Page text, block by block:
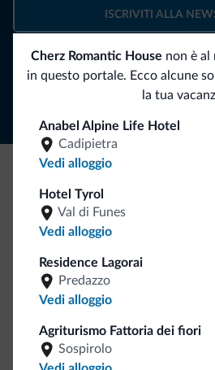
Cherz Romantic House non è al
in questo portale. Ecco alcune
la tua
Anabel Alpine Life Hotel
Cadipietra
Vedi alloggio
Hotel Tyrol
Val di Funes
Vedi alloggio
Residence Lagorai
Predazzo
Vedi alloggio
Agriturismo Fattoria dei fiori
Sospirolo
Segui
ISCRIVITI ALLA
Be Original, scopri la
Ce l'avete chiesto in tanti. Ecco la
Dolomiti.it!